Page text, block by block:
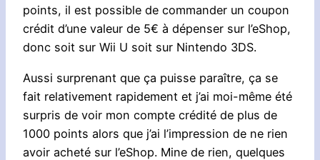
points, il est possible de commander un coupon
crédit d’une valeur de 5€ à dépenser sur l’eShop,
donc soit sur Wii U soit sur Nintendo 3DS.
Aussi surprenant que ça puisse paraître, ça se
fait relativement rapidement et j’ai moi-même été
surpris de voir mon compte crédité de plus de
1000 points alors que j’ai l’impression de ne rien
avoir acheté sur l’eShop. Mine de rien, quelques